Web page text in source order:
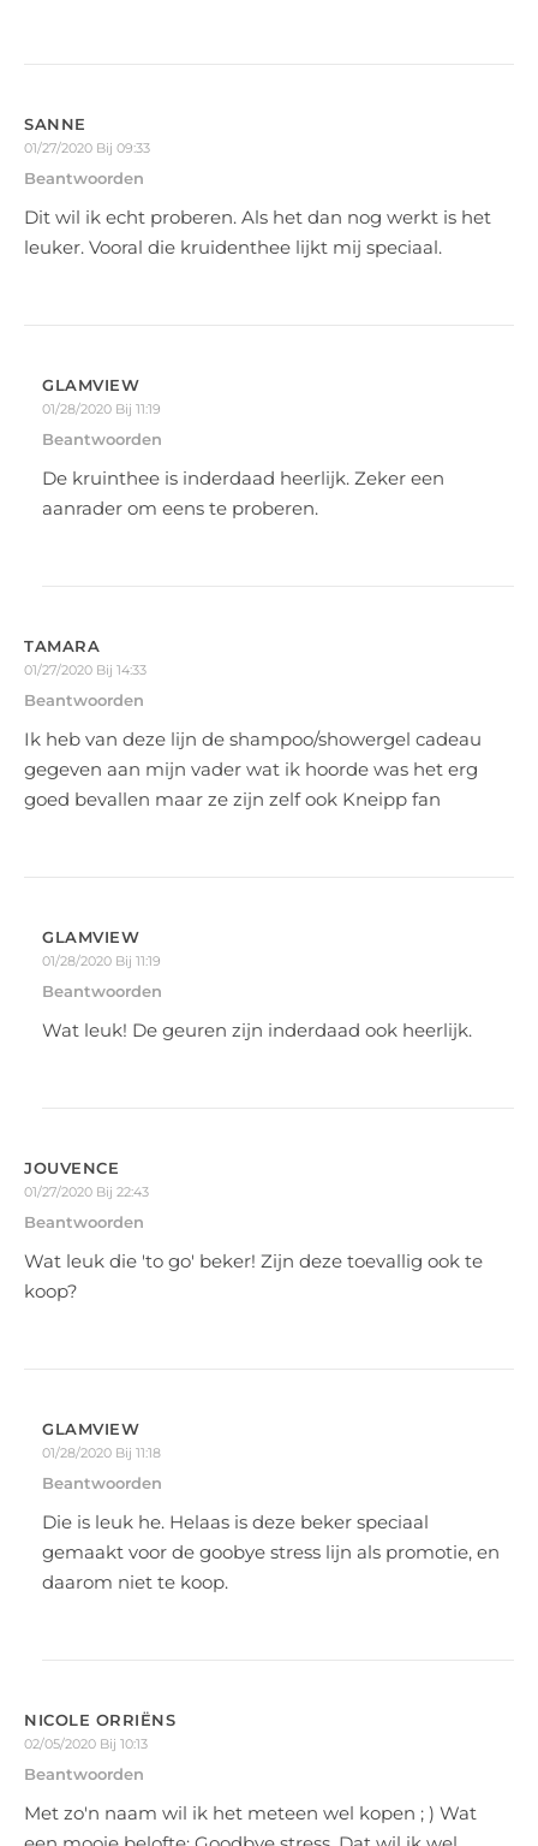
SANNE
01/27/2020 Bij 09:33
Beantwoorden
Dit wil ik echt proberen. Als het dan nog werkt is het
leuker. Vooral die kruidenthee lijkt mij speciaal.
GLAMVIEW
01/28/2020 Bij 11:19
Beantwoorden
De kruinthee is inderdaad heerlijk. Zeker een
aanrader om eens te proberen.
TAMARA
01/27/2020 Bij 14:33
Beantwoorden
Ik heb van deze lijn de shampoo/showergel cadeau
gegeven aan mijn vader wat ik hoorde was het erg
goed bevallen maar ze zijn zelf ook Kneipp fan
GLAMVIEW
01/28/2020 Bij 11:19
Beantwoorden
Wat leuk! De geuren zijn inderdaad ook heerlijk.
JOUVENCE
01/27/2020 Bij 22:43
Beantwoorden
Wat leuk die 'to go' beker! Zijn deze toevallig ook te
koop?
GLAMVIEW
01/28/2020 Bij 11:18
Beantwoorden
Die is leuk he. Helaas is deze beker speciaal
gemaakt voor de goobye stress lijn als promotie, en
daarom niet te koop.
NICOLE ORRIËNS
02/05/2020 Bij 10:13
Beantwoorden
Met zo'n naam wil ik het meteen wel kopen ; ) Wat